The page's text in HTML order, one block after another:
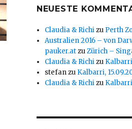
NEUESTE
Claudia & Richizu Perth
Australien 2016 – von
pauker.atzuZürich –
Claudia & Richizu
stefanzu Kalbarri,
Claudia & Richizu